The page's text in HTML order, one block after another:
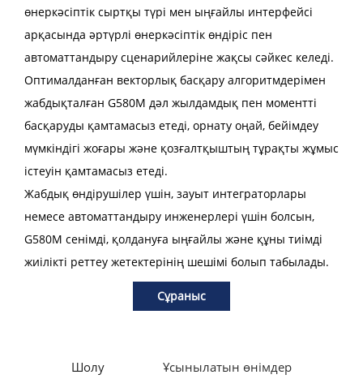
өнеркәсіптік сыртқы түрі мен ыңғайлы интерфейсі
арқасында әртүрлі өнеркәсіптік өндіріс пен
автоматтандыру сценарийлеріне жақсы сәйкес келеді.
Оптималданған векторлық басқару алгоритмдерімен
жабдықталған G580M дәл жылдамдық пен моментті
басқаруды қамтамасыз етеді, орнату оңай, бейімдеу
мүмкіндігі жоғары және қозғалтқыштың тұрақты жұмыс
істеуін қамтамасыз етеді.
Жабдық өндірушілер үшін, зауыт интеграторлары
немесе автоматтандыру инженерлері үшін болсын,
G580M сенімді, қолдануға ыңғайлы және құны тиімді
жиілікті реттеу жетектерінің шешімі болып табылады.
Сұраныс
Шолу Ұсынылатын өнімдер